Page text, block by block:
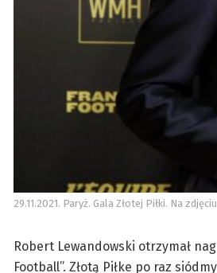
29.11.2021. Paryż. Gala Złotej Piłki. Na
Robert Lewandowski otrzymał
Football”. Złotą Piłke po raz